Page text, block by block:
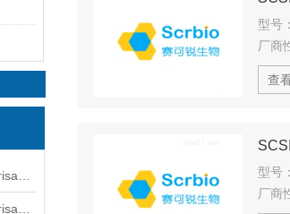
型号：
厂商
查
型号：
厂商